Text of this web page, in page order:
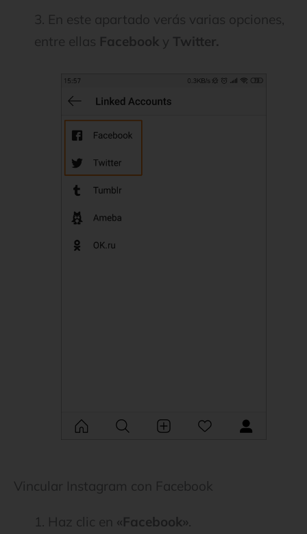
3. En este apartado verás varias opciones,
entre ellas Facebook y Twitter.
Vincular Instagram con Facebook
1. Haz clic en «Facebook».